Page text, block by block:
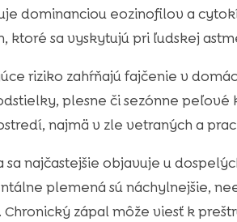
dominanciou eozinofilov a
ktoré sa vyskytujú pri ľudskej
riziko zahŕňajú fajčenie v
plesne či sezónne peľové
najmä v zle vetraných a
sa najčastejšie objavuje u
plemená sú náchylnejšie,
zápal môže viesť k